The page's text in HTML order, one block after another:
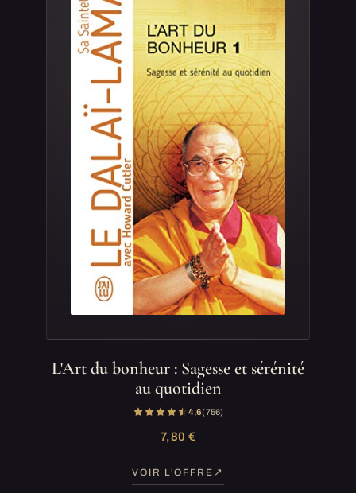
L'Art du bonheur : Sagesse et sérénité
au quotidien
4,6(756)
7,80 €
VOIR L'OFFRE